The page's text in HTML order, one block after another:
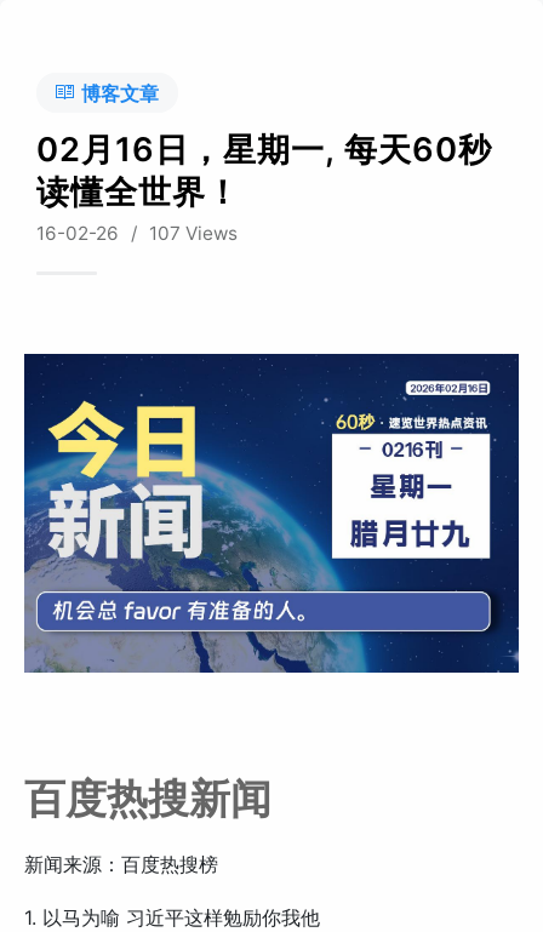
博客文章
02月16日，星期一, 每天60秒
读懂全世界！
16-02-26 / 107 Views
百度热搜新闻
新闻来源：百度热搜榜
1. 以马为喻 习近平这样勉励你我他